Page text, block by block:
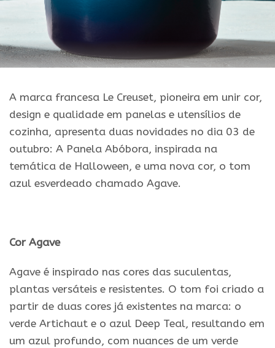
A marca francesa Le Creuset, pioneira em unir cor,
design e qualidade em panelas e utensílios de
cozinha, apresenta duas novidades no dia 03 de
outubro: A Panela Abóbora, inspirada na
temática de Halloween, e uma nova cor, o tom
azul esverdeado chamado Agave.
Cor Agave
Agave é inspirado nas cores das suculentas,
plantas versáteis e resistentes. O tom foi criado a
partir de duas cores já existentes na marca: o
verde Artichaut e o azul Deep Teal, resultando em
um azul profundo, com nuances de um verde